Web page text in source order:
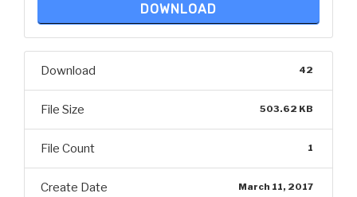
DOWNLOAD
Download 42
File Size 503.62 KB
File Count 1
Create Date March 11, 2017